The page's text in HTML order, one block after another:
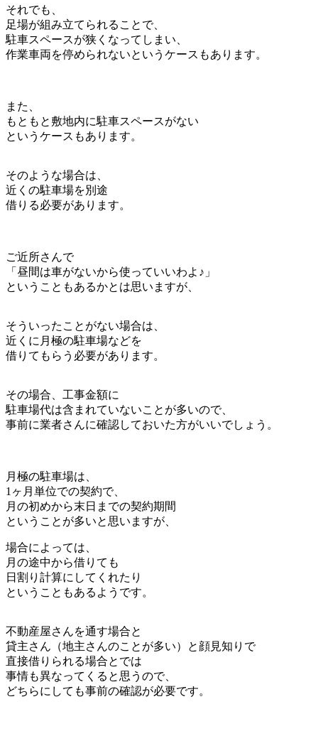
それでも、
足場が組み立てられることで、
駐車スペースが狭くなってしまい、
作業車両を停められないというケースもあります。
また、
もともと敷地内に駐車スペースがない
というケースもあります。
そのような場合は、
近くの駐車場を別途
借りる必要があります。
ご近所さんで
「昼間は車がないから使っていいわよ♪」
ということもあるかとは思いますが、
そういったことがない場合は、
近くに月極の駐車場などを
借りてもらう必要があります。
その場合、工事金額に
駐車場代は含まれていないことが多いので、
事前に業者さんに確認しておいた方がいいでしょう。
月極の駐車場は、
1ヶ月単位での契約で、
月の初めから末日までの契約期間
ということが多いと思いますが、
場合によっては、
月の途中から借りても
日割り計算にしてくれたり
ということもあるようです。
不動産屋さんを通す場合と
貸主さん（地主さんのことが多い）と顔見知りで
直接借りられる場合とでは
事情も異なってくると思うので、
どちらにしても事前の確認が必要です。